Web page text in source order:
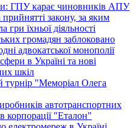
ГПУ карає чиновників АПУ
закону, за яким
їхньої діяльності
громадян заблоковано
адвокатської монополії
в Україні та нові
шкіл
"Меморіал Олега
автотранспортних
корпорації "Еталон"